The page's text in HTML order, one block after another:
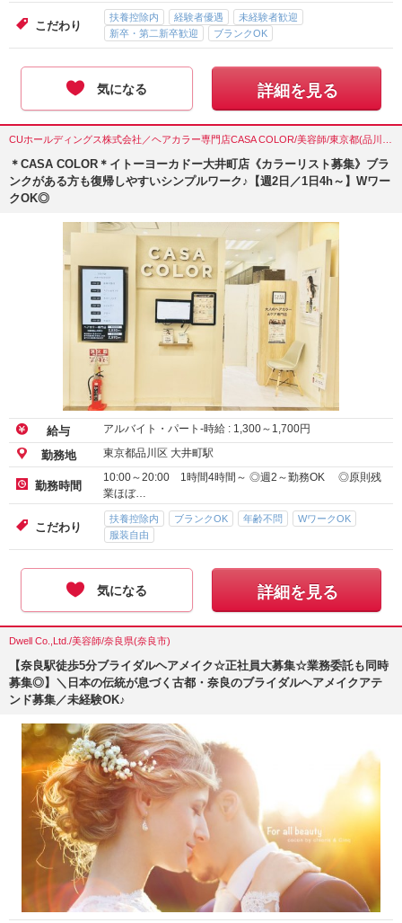
こだわり
扶養控除内 経験者優遇
未経験者歓迎
新卒・第二新卒歓迎
ブランクOK
気になる 詳細を見る
＊CASA COLOR＊イトーヨーカドー大井町店《カラーリスト募集》ブラ
ンクがある方も復帰しやすいシンプルワーク♪【週2日／1日4h～】Wワー
クOK◎
給与 アルバイト・パート-時給 : 1,300～ 1,700円
勤務地 東京都品川区 大井町駅
勤務時間
10:00～20:00 1時間4時間～ ◎週2～勤務OK ◎原則残
業ほぼ…
こだわり
扶養控除内 ブランクOK 年齢不問
WワークOK
服装自由
気になる 詳細を見る
Dwell Co.,Ltd./美容師/奈良県(奈良市)
【奈良駅徒歩5分ブライダルヘアメイク☆正社員大募集☆業務委託も同時
募集◎】＼日本の伝統が息づく古都・奈良のブライダルヘアメイクアテ
ンド募集／未経験OK♪